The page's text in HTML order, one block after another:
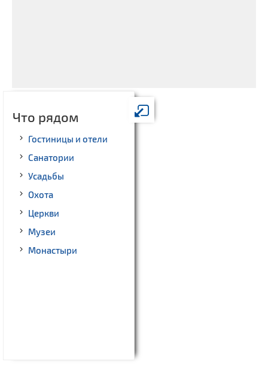
Что рядом
Гостиницы и отели
Санатории
Усадьбы
Охота
Церкви
Музеи
Монастыри